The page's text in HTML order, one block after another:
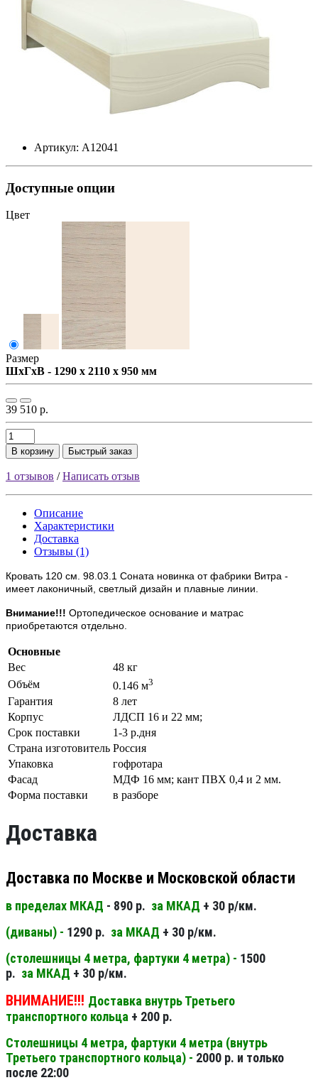
Артикул: А12041
Доступные опции
Цвет
Размер
ШxГxВ - 1290 x 2110 x 950 мм
39 510 р.
В корзину Быстрый заказ
1 отзывов /Написать отзыв
Описание
Характеристики
Доставка
Отзывы (1)
Кровать 120 см. 98.03.1 Соната новинка от фабрики Витра -
имеет лаконичный, светлый дизайн и плавные линии.
Внимание!!! Ортопедическое основание и матрас
приобретаются отдельно.
Основные
Вес
48 кг
Объём
0.146 м3
Гарантия
8 лет
Корпус
ЛДСП 16 и 22 мм;
Срок поставки
1-3 р.дня
Страна изготовитель Россия
Упаковка
гофротара
Фасад
МДФ 16 мм; кант ПВХ 0,4 и 2 мм.
Форма поставки
в разборе
Доставка
Доставка по Москве и Московской области
в пределах МКАД - 890 р. за МКАД + 30 р/км.
(диваны) - 1290 р. за МКАД + 30 р/км.
(столешницы 4 метра, фартуки 4 метра) - 1500
р. за МКАД + 30 р/км.
ВНИМАНИЕ!!! Доставка внутрь Третьего
транспортного кольца + 200 р.
Столешницы 4 метра, фартуки 4 метра (внутрь
Третьего транспортного кольца) - 2000 р. и только
после 22:00